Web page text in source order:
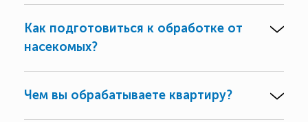
Как подготовиться к обработке от
насекомых?
Чем вы обрабатываете квартиру?